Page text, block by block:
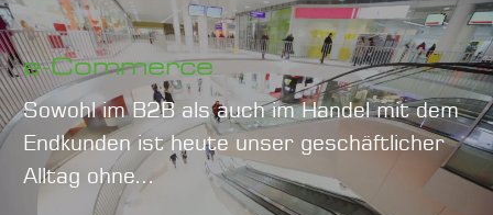
e-Commerce
Sowohl im B2B als auch im Handel mit dem
Endkunden ist heute unser geschäftlicher
Alltag ohne...